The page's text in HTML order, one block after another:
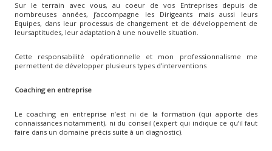
Sur le terrain avec vous, au coeur de vos Entreprises depuis de
nombreuses années, j’accompagne les Dirigeants mais aussi leurs
Equipes, dans leur processus de changement et de développement de
leursaptitudes, leur adaptation à une nouvelle situation.
Cette responsabilité opérationnelle et mon professionnalisme me
permettent de développer plusieurs types d’interventions
Coaching en entreprise
Le coaching en entreprise n’est ni de la formation (qui apporte des
connaissances notamment), ni du conseil (expert qui indique ce qu’il faut
faire dans un domaine précis suite à un diagnostic).